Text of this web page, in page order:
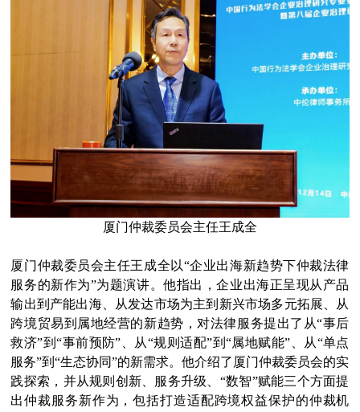
厦门仲裁委员会主任王成全
厦门仲裁委员会主任王成全以“企业出海新趋势下仲裁法律
服务的新作为”为题演讲。他指出，企业出海正呈现从产品
输出到产能出海、从发达市场为主到新兴市场多元拓展、从
跨境贸易到属地经营的新趋势，对法律服务提出了从“事后
救济”到“事前预防”、从“规则适配”到“属地赋能”、从“单点
服务”到“生态协同”的新需求。他介绍了厦门仲裁委员会的实
践探索，并从规则创新、服务升级、“数智”赋能三个方面提
出仲裁服务新作为，包括打造适配跨境权益保护的仲裁机